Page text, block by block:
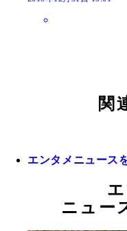
関
エンタメニュース
ニュー